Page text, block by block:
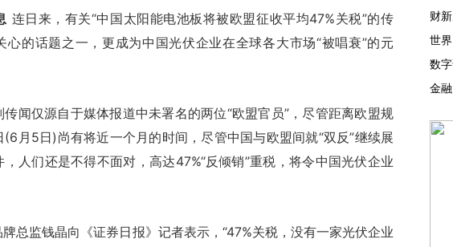
连日来，有关“中国太阳能电池板将被欧盟征收平均47%关税”的传
心的话题之一，更成为中国光伏企业在全球各大市场“被唱衰”的元
仅源自于媒体报道中未署名的两位“欧盟官员”，尽管距离欧盟规
月5日)尚有将近一个月的时间，尽管中国与欧盟间就“双反”继续展
人们还是不得不面对，高达47%“反倾销”重税，将令中国光伏企业
监钱晶向《证券日报》记者表示，“47%关税，没有一家光伏企业
财
世界
数
金融